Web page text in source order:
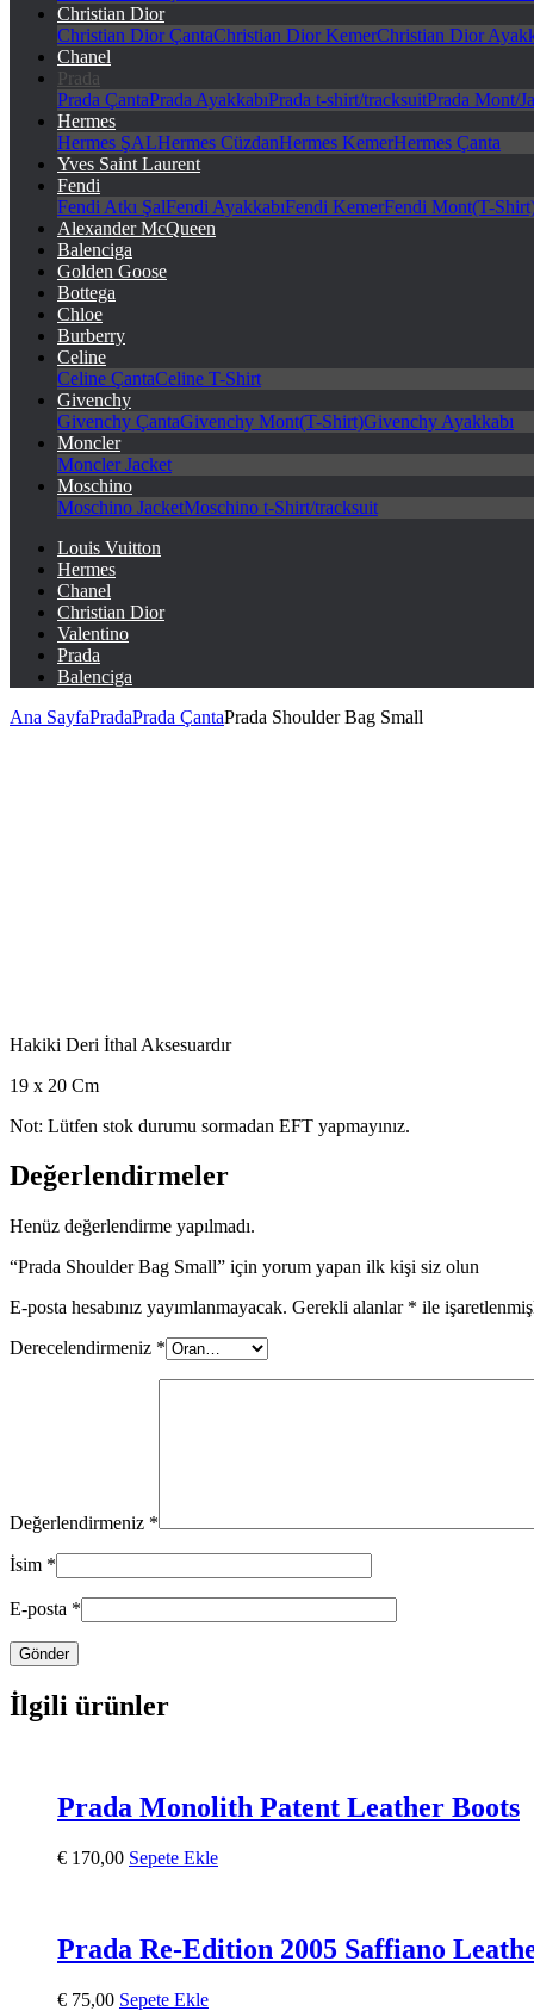
Christian Dior
Christian Dior ÇantaChristian Dior KemerChristian Dior
Chanel
Prada
Prada ÇantaPrada AyakkabıPrada t-shirt/tracksuitPrada Mont/
Hermes
Hermes ŞALHermes CüzdanHermes KemerHermes Çanta
Yves Saint Laurent
Fendi
Fendi Atkı ŞalFendi AyakkabıFendi KemerFendi Mont(T-
Alexander McQueen
Balenciga
Golden Goose
Bottega
Chloe
Burberry
Celine
Celine ÇantaCeline T-Shirt
Givenchy
Givenchy ÇantaGivenchy Mont(T-Shirt)Givenchy Ayakkabı
Moncler
Moncler Jacket
Moschino
Moschino JacketMoschino t-Shirt/tracksuit
Louis Vuitton
Hermes
Chanel
Christian Dior
Valentino
Prada
Balenciga
Ana SayfaPradaPrada ÇantaPrada Shoulder Bag Small
Hakiki Deri İthal Aksesuardır
19 x 20 Cm
Not: Lütfen stok durumu sormadan EFT yapmayınız.
Değerlendirmeler
Henüz değerlendirme yapılmadı.
“Prada Shoulder Bag Small” için yorum yapan ilk kişi siz olun
E-posta hesabınız yayımlanmayacak. Gerekli alanlar * ile
Derecelendirmeniz *
Değerlendirmeniz *
İsim *
E-posta *
İlgili ürünler
Prada Monolith Patent Leather Boots
€ 170,00 Sepete Ekle
Prada Re-Edition 2005 Saffiano
€ 75,00 Sepete Ekle